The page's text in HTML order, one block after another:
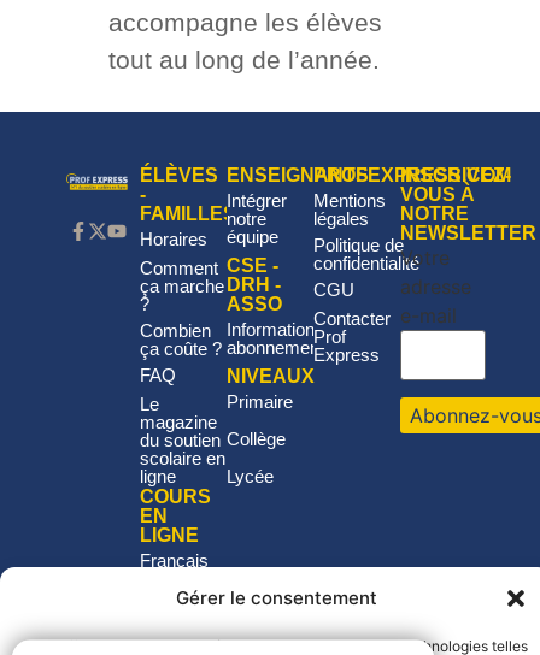
Gérer le consentement
Pour offrir les meilleures expériences, nous utilisons des technologies telles
accompagne les élèves
tout au long de l’année.
ÉLÈVES
-
FAMILLES
Horaires
Comment
ça marche
?
Combien
ça coûte ?
FAQ
Le
magazine
du soutien
scolaire en
ligne
COURS
EN
LIGNE
Français
Mathématiques
Histoire-
ENSEIGNANTS
Intégrer
notre
équipe
CSE -
DRH -
ASSO
Informations
abonnement
NIVEAUX
Primaire
Collège
Lycée
PROFEXPRESS.COM
Mentions
légales
Politique de
confidentialité
CGU
Contacter
Prof
Express
INSCRIVEZ-
VOUS À
NOTRE
NEWSLETTER
Votre
adresse
e-mail